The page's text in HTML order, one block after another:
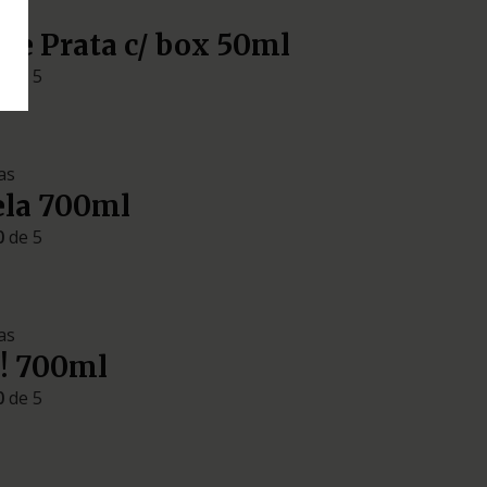
Prata c/ box 50ml
de 5
700ml
de 5
700ml
de 5